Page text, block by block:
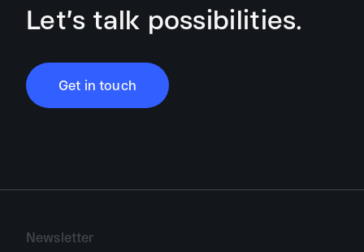
Let’s talk possibilities.
Get in touch
Newsletter